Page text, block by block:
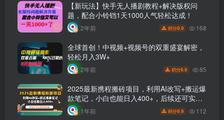
【新玩法】快手无人播剧教程+解决版权问
题，配合小铃铛1天1000人气轻松达成！
2年前 积分9.9 168
全球首创！中视频+视频号的双重盛宴解密，
轻松月入3W+
2年前 积分9.9 85
2025最新携程搬砖项目，利用AI改写+搬运爆
款笔记，小白也能日入400+，后续还可实现
矩阵收益
1年前 积分9.9 112